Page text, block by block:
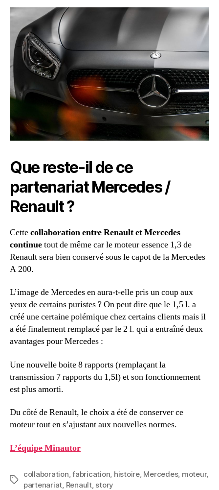
Que reste-il de ce
partenariat Mercedes /
Renault ?
Cettecollaboration entre Renault et Mercedes
continuetout de même car le moteur essence 1,3 de
Renault sera bien conservé sous le capot de la Mercedes
A 200.
L’image de Mercedes en aura-t-elle pris un coup aux
yeux de certains puristes ? On peut dire que le 1,5 l. a
créé une certaine polémique chez certains clients mais il
a été finalement remplacé par le 2 l. qui a entraîné deux
avantages pour Mercedes :
Une nouvelle boite 8 rapports (remplaçant la
transmission 7 rapports du 1,5l) et son fonctionnement
est plus amorti.
Du côté de Renault, le choix a été de conserver ce
moteur tout en s’ajustant aux nouvelles normes.
L’équipe Minautor
Étiquettes
collaboration,fabrication, histoire, Mercedes, moteur,
partenariat, Renault, story